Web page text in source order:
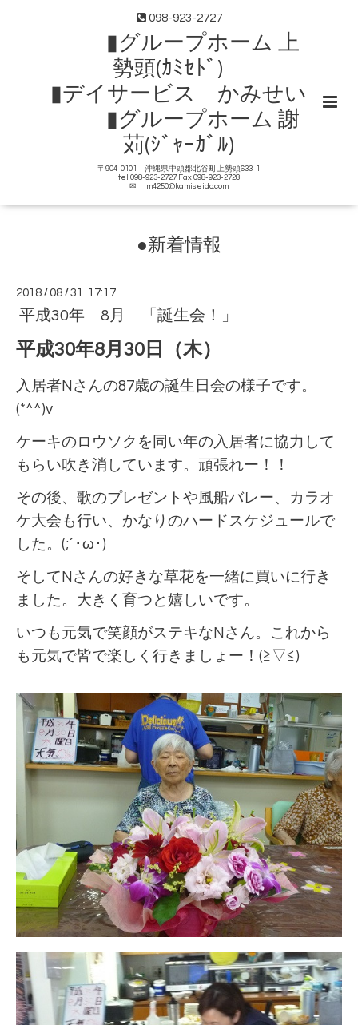
098-923-2727
▮グループホーム 上
勢頭(ｶﾐｾﾄﾞ)
▮デイサービス かみせい
▮グループホーム 謝
苅(ｼﾞｬｰｶﾞﾙ)
〒904-0101 沖縄県中頭郡北谷町上勢頭633-1
tel 098-923-2727 Fax 098-923-2728
✉ tm4250@kamiseido.com
●新着情報
2018 /08 /31 17:17
平成30年 8月 「誕生会！」
平成30年8月30日（木）
入居者Nさんの87歳の誕生日会の様子です。
(*^^)v
ケーキのロウソクを同い年の入居者に協力して
もらい吹き消しています。頑張れー！！
その後、歌のプレゼントや風船バレー、カラオ
ケ大会も行い、かなりのハードスケジュールで
した。(;´･ω･)
そしてNさんの好きな草花を一緒に買いに行き
ました。大きく育つと嬉しいです。
いつも元気で笑顔がステキなNさん。これから
も元気で皆で楽しく行きましょー！(≧▽≦)